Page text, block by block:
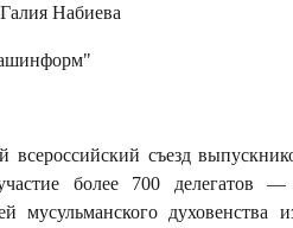
Набиева
всероссийский съезд
более 700 делегатов —
мусульманского